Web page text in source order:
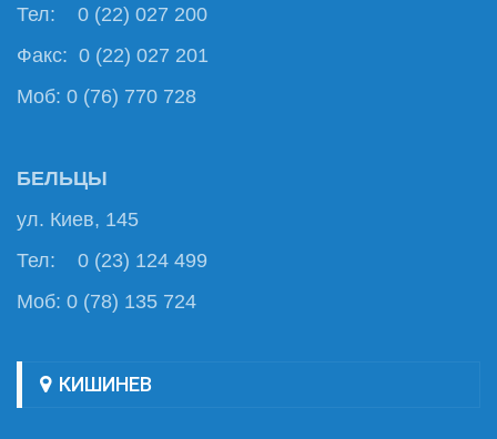
Тел: 0 (22) 027 200
Факс: 0 (22) 027 201
Моб: 0 (76) 770 728
БЕЛЬЦЫ
ул. Киев, 145
Тел: 0 (23) 124 499
Моб: 0 (78) 135 724
КИШИНЕВ